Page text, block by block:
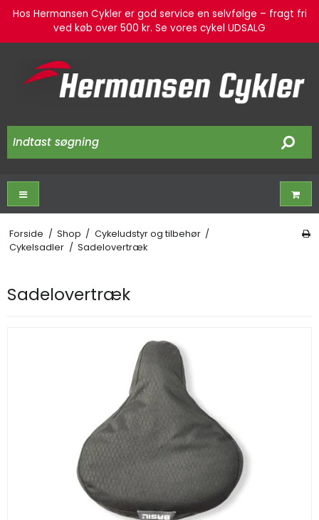
Hos Hermansen Cykler er god service en selvfølge – fragt fri
ved køb over 500 kr. Se vores cykel UDSALG
Forside / Shop / Cykeludstyr og tilbehør /
Cykelsadler / Sadelovertræk
Sadelovertræk